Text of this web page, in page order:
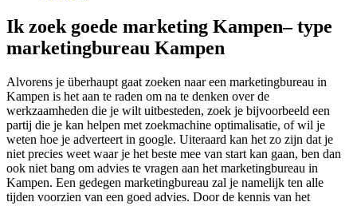
Ik zoek goede marketing Kampen– type
marketingbureau Kampen
Alvorens je überhaupt gaat zoeken naar een marketingbureau in
Kampen is het aan te raden om na te denken over de
werkzaamheden die je wilt uitbesteden, zoek je bijvoorbeeld een
partij die je kan helpen met zoekmachine optimalisatie, of wil je
weten hoe je adverteert in google. Uiteraard kan het zo zijn dat je
niet precies weet waar je het beste mee van start kan gaan, ben dan
ook niet bang om advies te vragen aan het marketingbureau in
Kampen. Een gedegen marketingbureau zal je namelijk ten alle
tijden voorzien van een goed advies. Door de kennis van het